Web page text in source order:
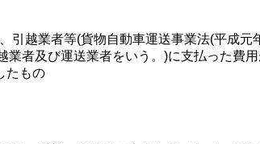
越業者等(貨物自動車運送事業法(平成元
者及び運送業者をいう。)に支払った費
たもの